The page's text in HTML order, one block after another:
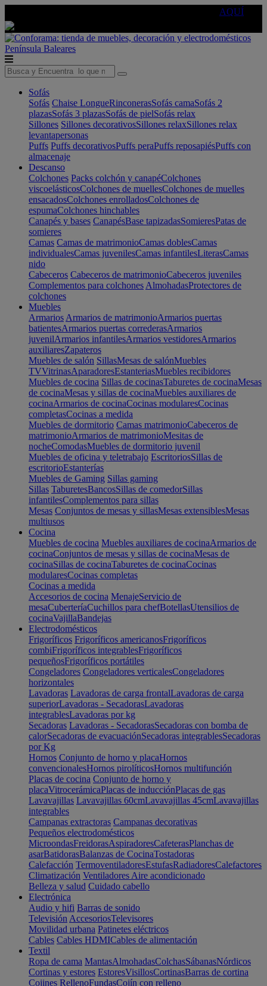
AQUÍ
Península Baleares
Sofás
Sofás Chaise LongueRinconerasSofás camaSofás 2
plazasSofás 3 plazasSofás de pielSofás relax
Sillones Sillones decorativosSillones relaxSillones relax
levantapersonas
Puffs Puffs decorativosPuffs peraPuffs reposapiésPuffs con
almacenaje
Descanso
Colchones Packs colchón y canapéColchones
viscoelásticosColchones de muellesColchones de muelles
ensacadosColchones enrolladosColchones de
espumaColchones hinchables
Canapés y bases CanapésBase tapizadasSomieresPatas de
somieres
Camas Camas de matrimonioCamas doblesCamas
individualesCamas juvenilesCamas infantilesLiterasCamas
nido
Cabeceros Cabeceros de matrimonioCabeceros juveniles
Complementos para colchones AlmohadasProtectores de
colchones
Muebles
Armarios Armarios de matrimonioArmarios puertas
batientesArmarios puertas correderasArmarios
juvenilArmarios infantilesArmarios vestidoresArmarios
auxiliaresZapateros
Muebles de salón SillasMesas de salónMuebles
TVVitrinasAparadoresEstanteriasMuebles recibidores
Muebles de cocina Sillas de cocinasTaburetes de cocinaMesas
de cocinaMesas y sillas de cocinaMuebles auxiliares de
cocinaArmarios de cocinaCocinas modularesCocinas
completasCocinas a medida
Muebles de dormitorio Camas matrimonioCabeceros de
matrimonioArmarios de matrimonioMesitas de
nocheComodasMuebles de dormitorio juvenil
Muebles de oficina y teletrabajo EscritoriosSillas de
escritorioEstanterías
Muebles de Gaming Sillas gaming
Sillas TaburetesBancosSillas de comedorSillas
infantilesComplementos para sillas
Mesas Conjuntos de mesas y sillasMesas extensiblesMesas
multiusos
Cocina
Muebles de cocina Muebles auxiliares de cocinaArmarios de
cocinaConjuntos de mesas y sillas de cocinaMesas de
cocinaSillas de cocinaTaburetes de cocinaCocinas
modularesCocinas completas
Cocinas a medida
Accesorios de cocina MenajeServicio de
mesaCuberteríaCuchillos para chefBotellasUtensilios de
cocinaVajillaBandejas
Electrodomésticos
Frigoríficos Frigoríficos americanosFrigoríficos
combiFrigoríficos integrablesFrigoríficos
pequeñosFrigoríficos portátiles
Congeladores Congeladores verticalesCongeladores
horizontales
Lavadoras Lavadoras de carga frontalLavadoras de carga
superiorLavadoras - SecadorasLavadoras
integrablesLavadoras por kg
Secadoras Lavadoras - SecadorasSecadoras con bomba de
calorSecadoras de evacuaciónSecadoras integrablesSecadoras
por Kg
Hornos Conjunto de horno y placaHornos
convencionalesHornos pirolíticosHornos multifunción
Placas de cocina Conjunto de horno y
placaVitrocerámicaPlacas de inducciónPlacas de gas
Lavavajillas Lavavajillas 60cmLavavajillas 45cmLavavajillas
integrables
Campanas extractoras Campanas decorativas
Pequeños electrodomésticos
MicroondasFreidorasAspiradoresCafeterasPlanchas de
asarBatidorasBalanzas de CocinaTostadoras
Calefacción TermoventiladoresEstufasRadiadoresCalefactores
Climatización Ventiladores Aire acondicionado
Belleza y salud Cuidado cabello
Electrónica
Audio y hifi Barras de sonido
Televisión AccesoriosTelevisores
Movilidad urbana Patinetes eléctricos
Cables Cables HDMICables de alimentación
Textil
Ropa de cama MantasAlmohadasColchasSábanasNórdicos
Cortinas y estores EstoresVisillosCortinasBarras de cortina
Cojines RellenoFundasCojín con relleno